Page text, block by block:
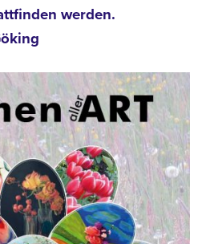
werden.